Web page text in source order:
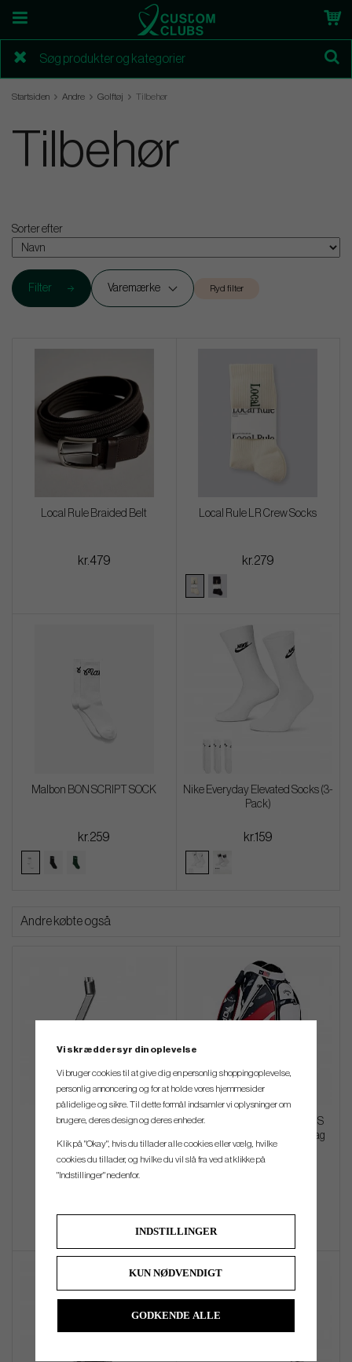
Startsiden Andre Golftøj Tilbehør
Tilbehør
Sorter efter
Filter Varemærke Ryd filter
Local Rule Braided Belt
kr.479
Local Rule LR Crew Socks
kr.279
Malbon BON SCRIPT SOCK
kr.259
Nike Everyday Elevated Socks (3-
Pack)
kr.159
Andre købte også
Evnroll ER1TS
kr.3 269
Callaway 'Limited Edition' US
OPEN Golf Staff Bag - Tourbag
Vi skræddersyr din oplevelse
Vi bruger cookies til at give dig en personlig shoppingoplevelse,
personlig annoncering og for at holde vores hjemmesider
pålidelige og sikre. Til dette formål indsamler vi oplysninger om
brugere, deres design og deres enheder.
Klik på "Okay", hvis du tillader alle cookies eller vælg, hvilke
cookies du tillader, og hvilke du vil slå fra ved at klikke på
"Indstillinger" nedenfor.
INDSTILLINGER
KUN NØDVENDIGT
GODKENDE ALLE